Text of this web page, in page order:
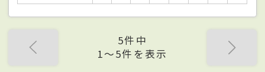
5件中
1〜5件を表示